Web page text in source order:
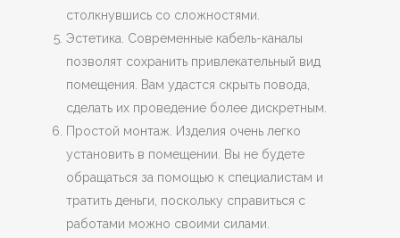
столкнувшись со сложностями.
Эстетика. Современные кабель-каналы
позволят сохранить привлекательный вид
помещения. Вам удастся скрыть повода,
сделать их проведение более дискретным.
Простой монтаж. Изделия очень легко
установить в помещении. Вы не будете
обращаться за помощью к специалистам и
тратить деньги, поскольку справиться с
работами можно своими силами.